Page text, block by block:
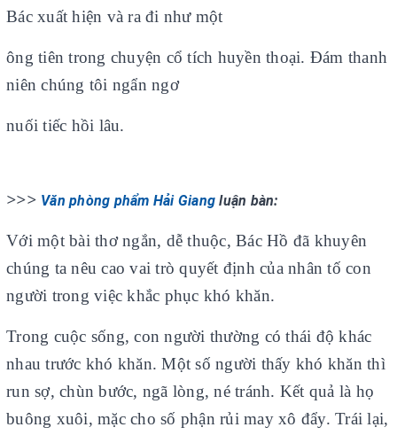
Bác xuất hiện và ra đi như một
ông tiên trong chuyện cổ tích huyền thoại. Đám thanh
niên chúng tôi ngẩn ngơ
nuối tiếc hồi lâu.
>>> Văn phòng phẩm Hải Giang luận bàn:
Với một bài thơ ngắn, dễ thuộc, Bác Hồ đã khuyên
chúng ta nêu cao vai trò quyết định của nhân tố con
người trong việc khắc phục khó khăn.
Trong cuộc sống, con người thường có thái độ khác
nhau trước khó khăn. Một số người thấy khó khăn thì
run sợ, chùn bước, ngã lòng, né tránh. Kết quả là họ
buông xuôi, mặc cho số phận rủi may xô đẩy. Trái lại,